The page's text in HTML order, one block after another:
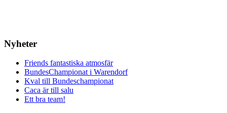
Nyheter
Friends fantastiska atmosfär
BundesChampionat i Warendorf
Kval till Bundeschampionat
Caca är till salu
Ett bra team!